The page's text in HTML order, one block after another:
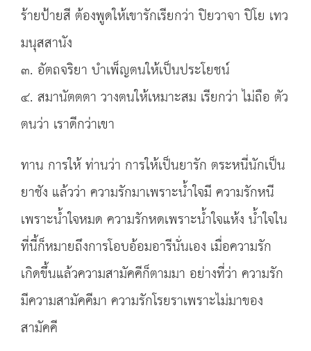
ร้ายป้ายสี ต้องพูดให้เขารักเรียกว่า ปิยวาจา ปิโย เทว
มนุสสานัง
๓. อัตถจริยา บำเพ็ญตนให้เป็นประโยชน์
๔. สมานัตตตา วางตนให้เหมาะสม เรียกว่า ไม่ถือ ตัว
ตนว่า เราดีกว่าเขา
ทาน การให้ ท่านว่า การให้เป็นยารัก ตระหนี่นักเป็น
ยาชัง แล้วว่า ความรักมาเพราะน้ำใจมี ความรักหนี
เพราะน้ำใจหมด ความรักหดเพราะน้ำใจแห้ง น้ำใจใน
ที่นี้ก็หมายถึงการโอบอ้อมอารีนั่นเอง เมื่อความรัก
เกิดขึ้นแล้วความสามัคคีก็ตามมา อย่างที่ว่า ความรัก
มีความสามัคคีมา ความรักโรยราเพราะไม่มาของ
สามัคคี